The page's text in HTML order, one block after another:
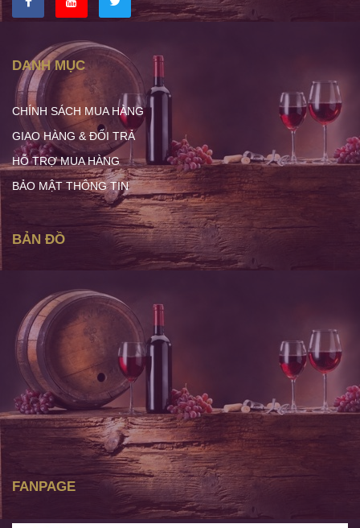
DANH MỤC
CHÍNH SÁCH MUA HÀNG
GIAO HÀNG & ĐỔI TRẢ
HỖ TRỢ MUA HÀNG
BẢO MẬT THÔNG TIN
BẢN ĐỒ
FANPAGE